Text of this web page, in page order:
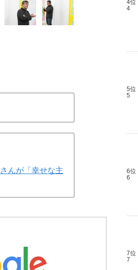
んが「幸せな主
4位
4
5位
5
6位
6
7位
7